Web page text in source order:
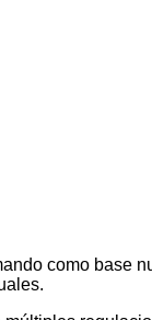
como